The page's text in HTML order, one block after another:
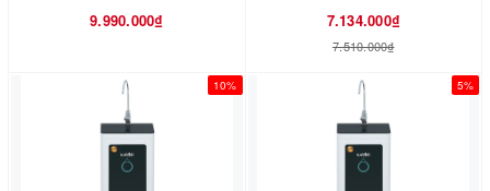
9.990.000₫ 7.134.000₫
7.510.000₫
10% 5%